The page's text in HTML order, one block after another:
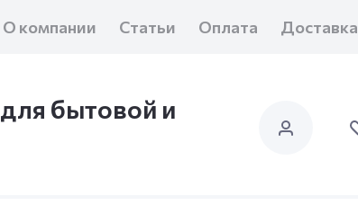
О компании Статьи Оплата Доставка
бытовой и